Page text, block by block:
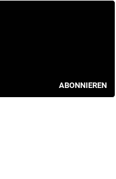
ABONNIEREN